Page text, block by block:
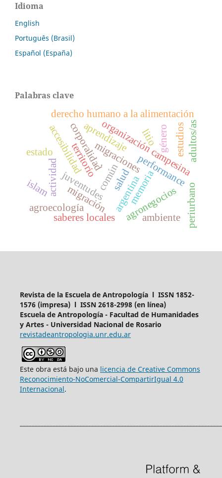
Idioma
English
Português (Brasil)
Español (España)
Palabras clave
memoria
corporalidad performance
migraciones
juventudes
territorioorganización campesina
salud
accesibilidad género
migración agronegocios periurbano
agroecología
derecho humano a la alimentación
saberes locales
litio
aprendizaje
común
actividad
ambiente
.
estado
islam
estudios
argentina
adultos/as
Revista de la Escuela de Antropología l ISSN 1852-
1576 (impresa) l ISSN 2618-2998 (en línea)
Escuela de Antropología - Facultad de Humanidades
y Artes - Universidad Nacional de Rosario
revistadeantropologia.unr.edu.ar
Este obra está bajo una licencia de Creative Commons
Reconocimiento-NoComercial-CompartirIgual 4.0
Internacional.